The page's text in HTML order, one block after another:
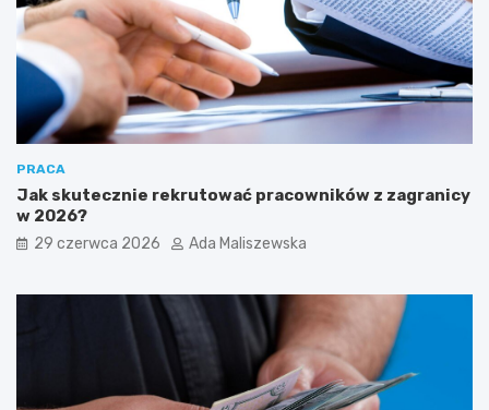
PRACA
Jak skutecznie rekrutować pracowników z zagranicy
w 2026?
29 czerwca 2026 Ada Maliszewska